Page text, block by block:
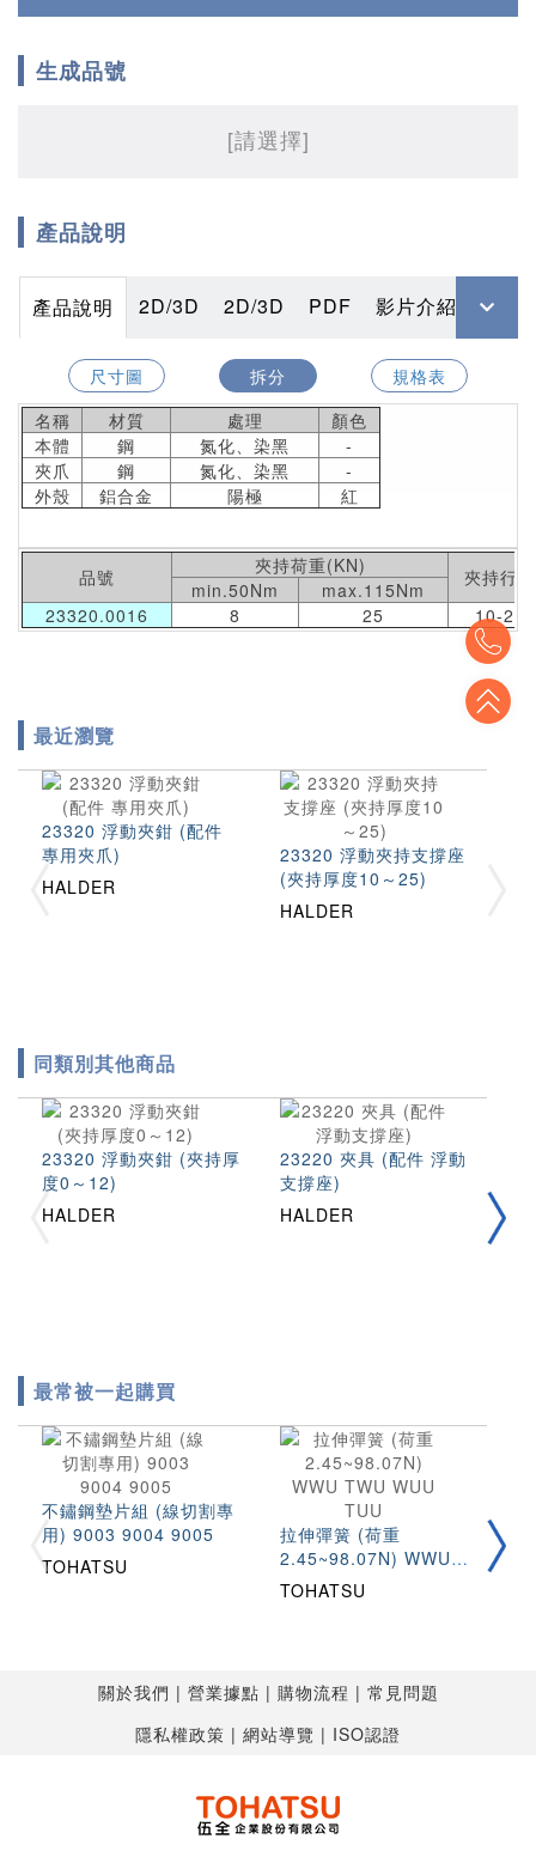
生成品號
[請選擇]
產品說明
產品說明 2D/3D 2D/3D PDF 影片介紹 配件
尺寸圖 拆分
規格表
名稱
材質 處理
顏色
本體
鋼 氮化、染黑
-
夾爪
鋼 氮化、染黑
-
外殼
鋁合金 陽極 紅
品號 夾持荷重(KN) 夾持行程
min.50Nm
max.115Nm
23320.0016
8 25 10-25
最近瀏覽
23320 浮動夾鉗 (配件
專用夾爪)
HALDER
23320 浮動夾持支撐座
(夾持厚度10～25)
HALDER
同類別其他商品
23320 浮動夾鉗 (夾持厚
度0～12)
HALDER
23220 夾具 (配件 浮動
支撐座)
HALDER
最常被一起購買
不鏽鋼墊片組 (線切割專
用) 9003 9004 9005
TOHATSU
拉伸彈簧 (荷重
2.45~98.07N) WWU
TWU WUU TUU
TOHATSU
關於我們 營業據點 購物流程
常見問題
隱私權政策
網站導覽 ISO認證